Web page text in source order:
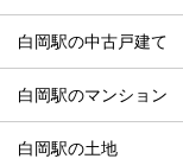
白岡駅の中古戸建て
白岡駅のマンション
白岡駅の土地